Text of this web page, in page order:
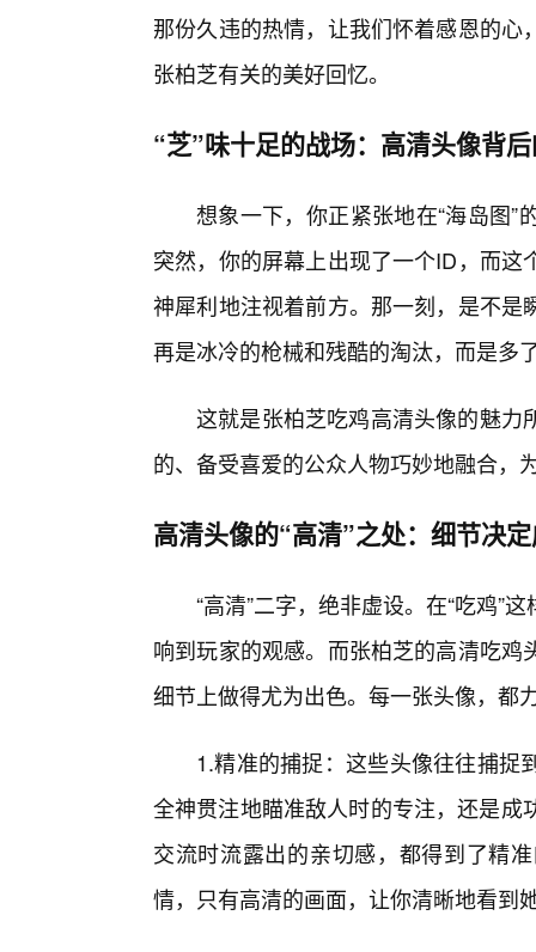
那份久违的热情，让我们怀着感恩的
张柏芝有关的美好回忆。
“芝”味十足的战场：高清头像背
想象一下，你正紧张地在“海岛图
突然，你的屏幕上出现了一个ID，而
神犀利地注视着前方。那一刻，是不
再是冰冷的枪械和残酷的淘汰，而是多
这就是张柏芝吃鸡高清头像的魅
的、备受喜爱的公众人物巧妙地融合，
高清头像的“高清”之处：细节决
“高清”二字，绝非虚设。在“吃鸡”
响到玩家的观感。而张柏芝的高清吃
细节上做得尤为出色。每一张头像，都
1.精准的捕捉：这些头像往往捕捉
全神贯注地瞄准敌人时的专注，还是
交流时流露出的亲切感，都得到了精
情，只有高清的画面，让你清晰地看到